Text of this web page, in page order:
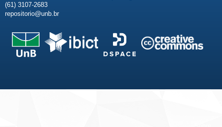
(61) 3107-2683
repositorio@unb.br